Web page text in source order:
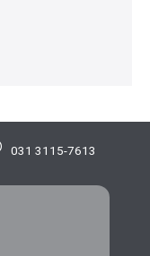
031 3115-7613